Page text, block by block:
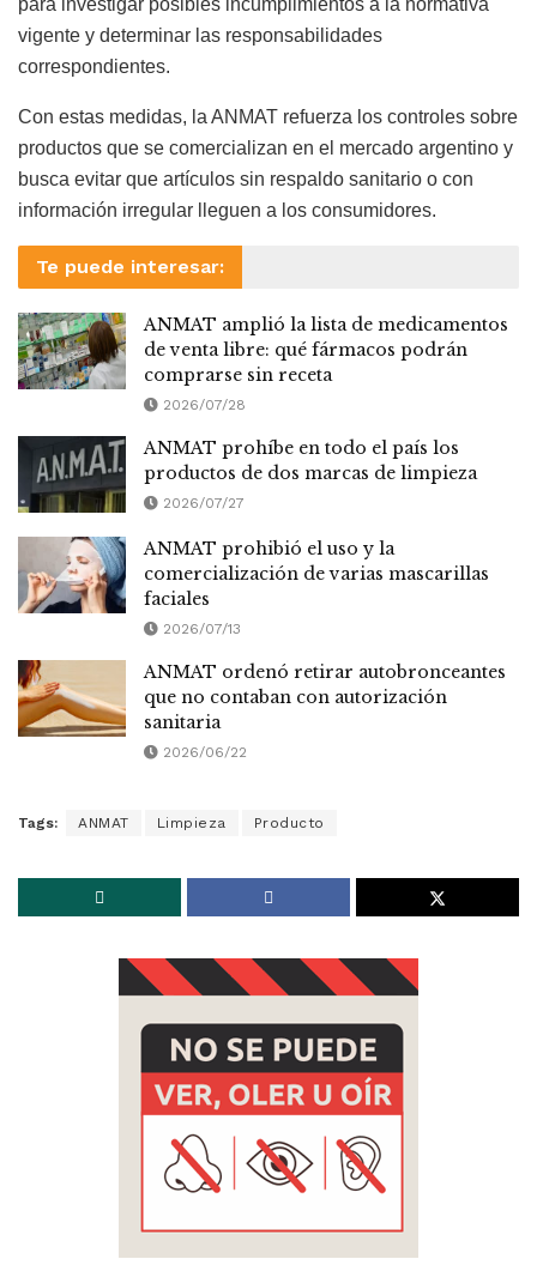
vigente y determinar las responsabilidades
correspondientes.
Con estas medidas, la ANMAT refuerza los controles sobre
productos que se comercializan en el mercado argentino y
busca evitar que artículos sin respaldo sanitario o con
información irregular lleguen a los consumidores.
Te puede interesar:
ANMAT amplió la lista de medicamentos
de venta libre: qué fármacos podrán
comprarse sin receta
2026/07/28
ANMAT prohíbe en todo el país los
productos de dos marcas de limpieza
2026/07/27
ANMAT prohibió el uso y la
comercialización de varias mascarillas
faciales
2026/07/13
ANMAT ordenó retirar autobronceantes
que no contaban con autorización
sanitaria
2026/06/22
Tags: ANMAT Limpieza Producto